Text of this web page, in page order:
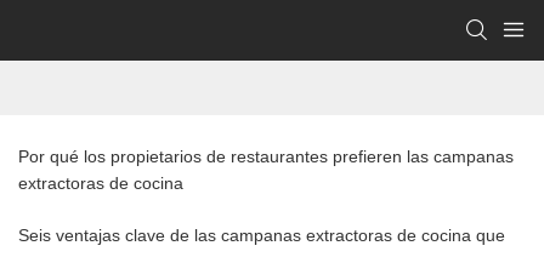
Por qué los propietarios de restaurantes prefieren las campanas
extractoras de cocina
Seis ventajas clave de las campanas extractoras de cocina que